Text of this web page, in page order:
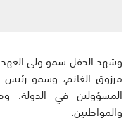
وشهد الحفل سمو ولي
مرزوق الغانم، وسمو رئيس
المسؤولين في الدولة،
والمواطنين.